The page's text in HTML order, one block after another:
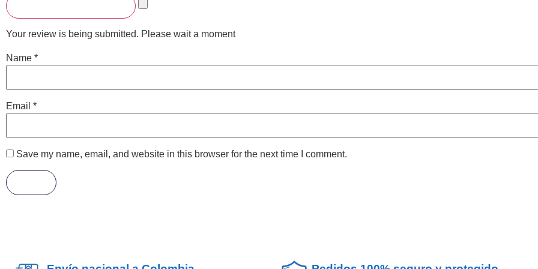
Your review is being submitted. Please wait a moment
Name *
Email *
Save my name, email, and website in this browser for the next time I comment.